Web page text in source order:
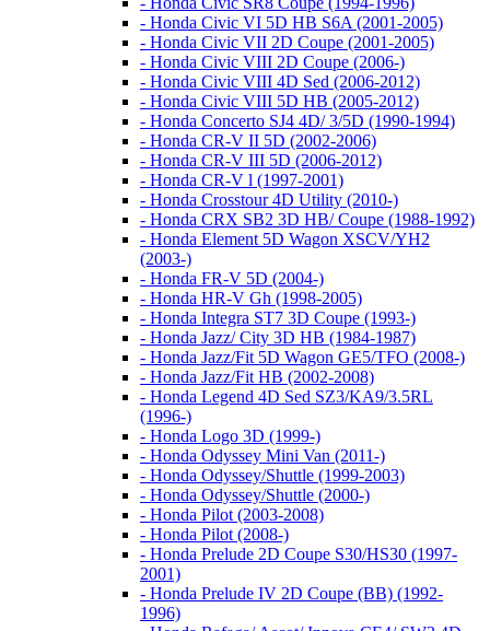
- Honda Civic VI 5D HB S6A (2001-2005)
- Honda Civic VII 2D Coupe (2001-2005)
- Honda Civic VIII 2D Coupe (2006-)
- Honda Civic VIII 4D Sed (2006-2012)
- Honda Civic VIII 5D HB (2005-2012)
- Honda Concerto SJ4 4D/ 3/5D (1990-1994)
- Honda CR-V II 5D (2002-2006)
- Honda CR-V III 5D (2006-2012)
- Honda CR-V l (1997-2001)
- Honda Crosstour 4D Utility (2010-)
- Honda CRX SB2 3D HB/ Coupe (1988-1992)
- Honda Element 5D Wagon XSCV/YH2
(2003-)
- Honda FR-V 5D (2004-)
- Honda HR-V Gh (1998-2005)
- Honda Integra ST7 3D Coupe (1993-)
- Honda Jazz/ City 3D HB (1984-1987)
- Honda Jazz/Fit 5D Wagon GE5/TFO (2008-)
- Honda Jazz/Fit HB (2002-2008)
- Honda Legend 4D Sed SZ3/KA9/3.5RL
(1996-)
- Honda Logo 3D (1999-)
- Honda Odyssey Mini Van (2011-)
- Honda Odyssey/Shuttle (1999-2003)
- Honda Odyssey/Shuttle (2000-)
- Honda Pilot (2003-2008)
- Honda Pilot (2008-)
- Honda Prelude 2D Coupe S30/HS30 (1997-
2001)
- Honda Prelude IV 2D Coupe (BB) (1992-
1996)